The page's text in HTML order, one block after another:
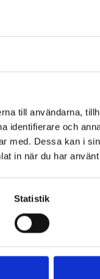
till användarna,
identifierare och
med. Dessa kan i
in när du har
Statistik